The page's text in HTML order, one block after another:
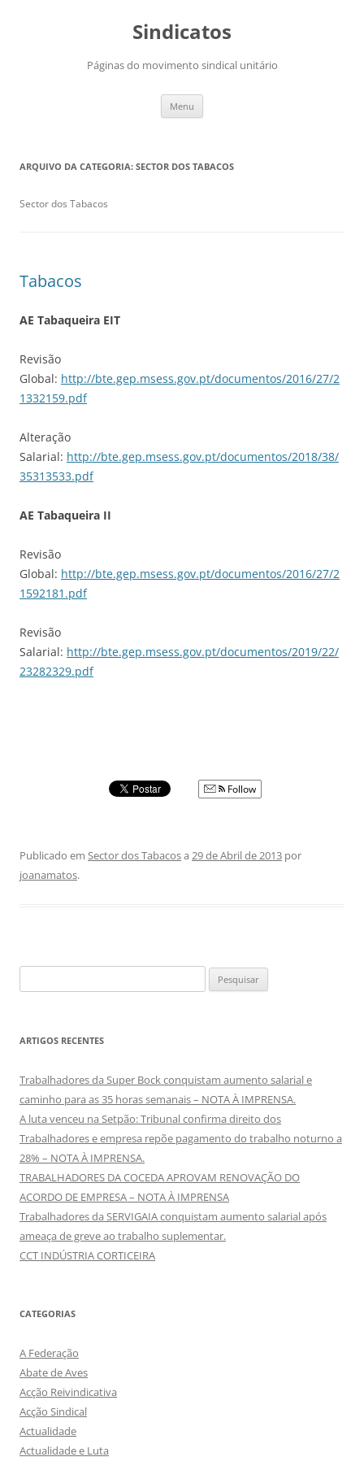
Sindicatos
Páginas do movimento sindical unitário
Menu
ARQUIVO DA CATEGORIA: SECTOR DOS TABACOS
Sector dos Tabacos
Tabacos
AE Tabaqueira EIT
Revisão
Global: http://bte.gep.msess.gov.pt/documentos/2016/27/2
1332159.pdf
Alteração
Salarial: http://bte.gep.msess.gov.pt/documentos/2018/38/
35313533.pdf
AE Tabaqueira II
Revisão
Global: http://bte.gep.msess.gov.pt/documentos/2016/27/2
1592181.pdf
Revisão
Salarial: http://bte.gep.msess.gov.pt/documentos/2019/22/
23282329.pdf
Follow
Publicado em Sector dos Tabacosa 29 de Abril de 2013 por
joanamatos.
por:
ARTIGOS RECENTES
Trabalhadores da Super Bock conquistam aumento salarial e
caminho para as 35 horas semanais – NOTA À IMPRENSA.
A luta venceu na Setpão: Tribunal confirma direito dos
Trabalhadores e empresa repõe pagamento do trabalho noturno a
28% – NOTA À IMPRENSA.
TRABALHADORES DA COCEDA APROVAM RENOVAÇÃO DO
ACORDO DE EMPRESA – NOTA À IMPRENSA
Trabalhadores da SERVIGAIA conquistam aumento salarial após
ameaça de greve ao trabalho suplementar.
CCT INDÚSTRIA CORTICEIRA
CATEGORIAS
A Federação
Abate de Aves
Acção Reivindicativa
Acção Sindical
Actualidade
Actualidade e Luta